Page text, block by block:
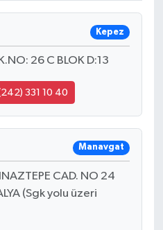
Kepez
26 C BLOK D:13
331 10 40
Manavgat
CAD. NO 24
(Sgk yolu üzeri